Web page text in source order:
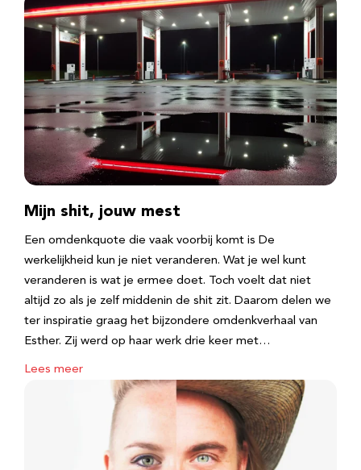
Mijn shit, jouw mest
Een omdenkquote die vaak voorbij komt is De
werkelijkheid kun je niet veranderen. Wat je wel kunt
veranderen is wat je ermee doet. Toch voelt dat niet
altijd zo als je zelf middenin de shit zit. Daarom delen we
ter inspiratie graag het bijzondere omdenkverhaal van
Esther. Zij werd op haar werk drie keer met…
Lees meer